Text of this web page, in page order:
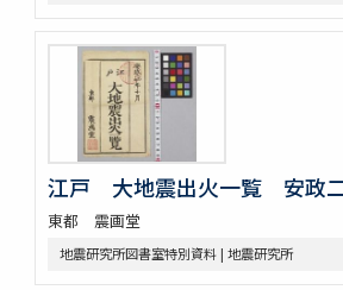
江戸 大地震出火一覧 安政
東都 震画堂
地震研究所図書室特別資料 | 地震研究所